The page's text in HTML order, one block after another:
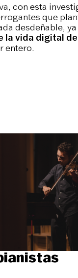
con esta
que
desdeñable,
la vida digital
entero.